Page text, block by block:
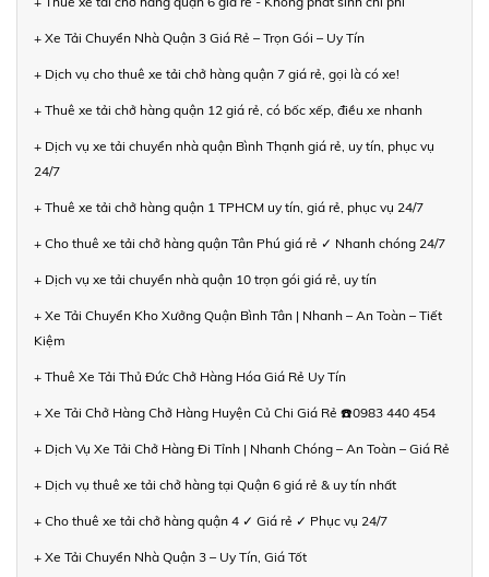
+ Xe Tải Chuyển Nhà Quận 3 Giá Rẻ – Trọn Gói – Uy Tín
+ Dịch vụ cho thuê xe tải chở hàng quận 7 giá rẻ, gọi là có xe!
+ Thuê xe tải chở hàng quận 12 giá rẻ, có bốc xếp, điều xe nhanh
+ Dịch vụ xe tải chuyển nhà quận Bình Thạnh giá rẻ, uy tín, phục vụ
24/7
+ Thuê xe tải chở hàng quận 1 TPHCM uy tín, giá rẻ, phục vụ 24/7
+ Cho thuê xe tải chở hàng quận Tân Phú giá rẻ ✓ Nhanh chóng 24/7
+ Dịch vụ xe tải chuyển nhà quận 10 trọn gói giá rẻ, uy tín
+ Xe Tải Chuyển Kho Xưởng Quận Bình Tân | Nhanh – An Toàn – Tiết
Kiệm
+ Thuê Xe Tải Thủ Đức Chở Hàng Hóa Giá Rẻ Uy Tín
+ Xe Tải Chở Hàng Chở Hàng Huyện Củ Chi Giá Rẻ ☎️0983 440 454
+ Dịch Vụ Xe Tải Chở Hàng Đi Tỉnh | Nhanh Chóng – An Toàn – Giá Rẻ
+ Dịch vụ thuê xe tải chở hàng tại Quận 6 giá rẻ & uy tín nhất
+ Cho thuê xe tải chở hàng quận 4 ✓ Giá rẻ ✓ Phục vụ 24/7
+ Xe Tải Chuyển Nhà Quận 3 – Uy Tín, Giá Tốt